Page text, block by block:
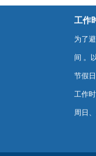
工作
为了
间 。
节假日
工作
周日